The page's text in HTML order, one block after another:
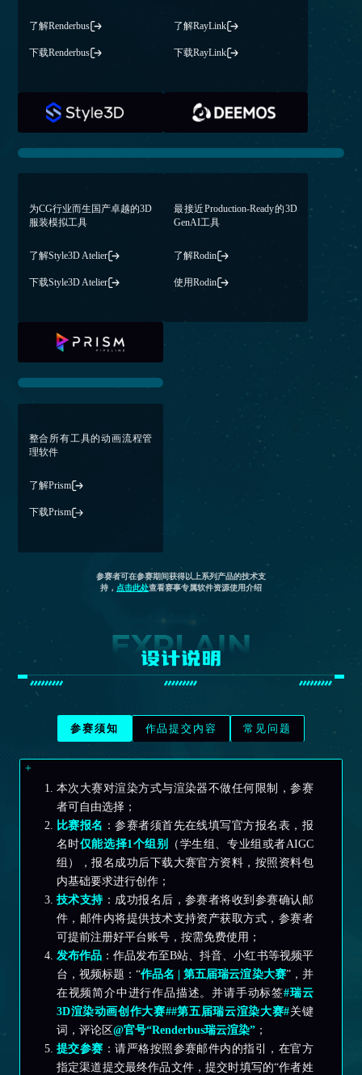
了解Renderbus
下载Renderbus
了解RayLink
下载RayLink
为CG行业而生国产卓越的3D
服装模拟⼯具
了解Style3D Atelier
下载Style3D Atelier
最接近Production-Ready的3D
GenAI工具
了解Rodin
使用Rodin
整合所有工具的动画流程管
理软件
了解Prism
下载Prism
参赛者可在参赛期间获得以上系列产品的技术支
持， 点击此处查看赛事专属软件资源使用介绍
设计说明
本次大赛对渲染方式与渲染器不做任何限制，参赛
者可自由选择；
比赛报名 ：参赛者须首先在线填写官方报名表，报
名时仅能选择1个组别
（学生组、专业组或者AIGC
组），报名成功后下载大赛官方资料，按照资料包
内基础要求进行创作；
技术支持：成功报名后，参赛者将收到参赛确认邮
件，邮件内将提供技术支持资产获取方式，参赛者
可提前注册好平台账号，按需免费使用；
发布作品 ：作品发布至B站、抖音、小红书等视频平
台，视频标题：“作品名 | 第五届瑞云渲染大赛”，并
在视频简介中进行作品描述。并请手动标签#瑞云
3D渲染动画创作大赛##第五届瑞云渲染大赛#关键
词，评论区@官号“Renderbus瑞云渲染”；
提交参赛 ：请严格按照参赛邮件内的指引，在官方
指定渠道提交最终作品文件，提交时填写的“作者姓
参赛须知 作品提交内容 常见问题